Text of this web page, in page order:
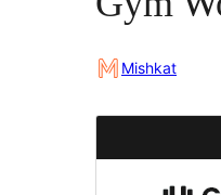
Mishkat